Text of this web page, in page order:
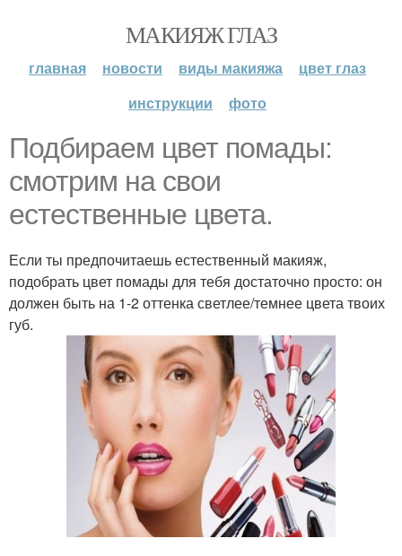
МАКИЯЖ ГЛАЗ
главная новости виды макияжа
цвет глаз
инструкции
фото
Подбираем цвет помады:
смотрим на свои
естественные цвета.
Если ты предпочитаешь естественный макияж,
подобрать цвет помады для тебя достаточно просто: он
должен быть на 1-2 оттенка светлее/темнее цвета твоих
губ.